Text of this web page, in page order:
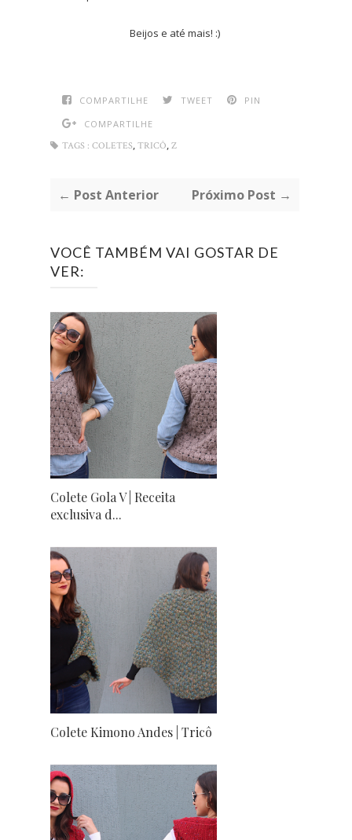
Beijos e até mais! :)
COMPARTILHE TWEET
PIN
COMPARTILHE
TAGS : COLETES, TRICÔ, Z
← Post Anterior Próximo Post →
VOCÊ TAMBÉM VAI GOSTAR DE
VER:
Colete Gola V | Receita
exclusiva d...
Colete Kimono Andes | Tricô